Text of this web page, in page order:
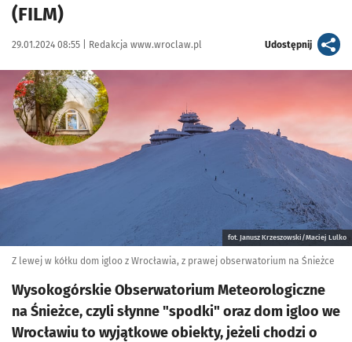
(FILM)
Data publikacji:
29.01.2024 08:55 | Autor:
Redakcja www.wroclaw.pl Udostępnijartykuł
Kliknij, aby powiększyć
fot. Janusz Krzeszowski/Maciej Lulko
Z lewej w kółku dom igloo z Wrocławia, z prawej obserwatorium na Śnieżce
Wysokogórskie Obserwatorium Meteorologiczne
na Śnieżce, czyli słynne "spodki" oraz dom igloo we
Wrocławiu to wyjątkowe obiekty, jeżeli chodzi o